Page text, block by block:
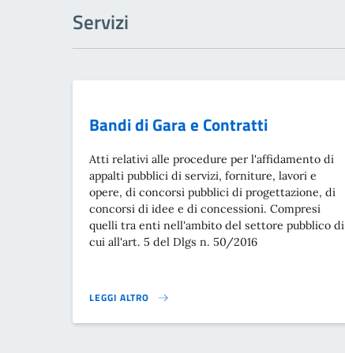
Servizi
Bandi di Gara e Contratti
Atti relativi alle procedure per l'affidamento di
appalti pubblici di servizi, forniture, lavori e
opere, di concorsi pubblici di progettazione, di
concorsi di idee e di concessioni. Compresi
quelli tra enti nell'ambito del settore pubblico di
cui all'art. 5 del Dlgs n. 50/2016
LEGGI ALTRO
BANDI DI GARA E CONTRATTI}